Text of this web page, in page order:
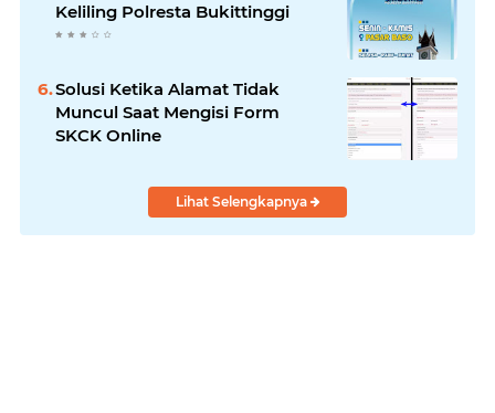
Keliling Polresta Bukittinggi
Solusi Ketika Alamat Tidak
Muncul Saat Mengisi Form
SKCK Online
Lihat Selengkapnya